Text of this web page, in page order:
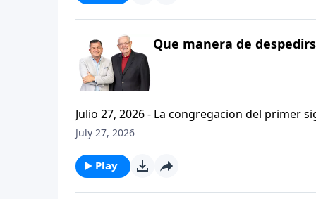
Que manera de
Julio 27, 2026 - La congregacion del primer
interpersonales cristianas y genuinas. Se afirmaban mutuamente. Daban cuentas de si mismos unos con
que significa desarrollar relaciones
July 27, 2026
Play